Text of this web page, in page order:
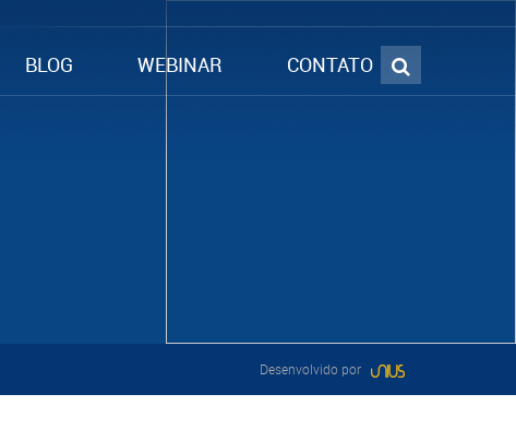
BLOG WEBINAR CONTATO
Desenvolvido por